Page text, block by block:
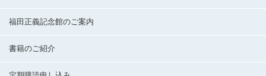
福田正義記念館のご案内
書籍のご紹介